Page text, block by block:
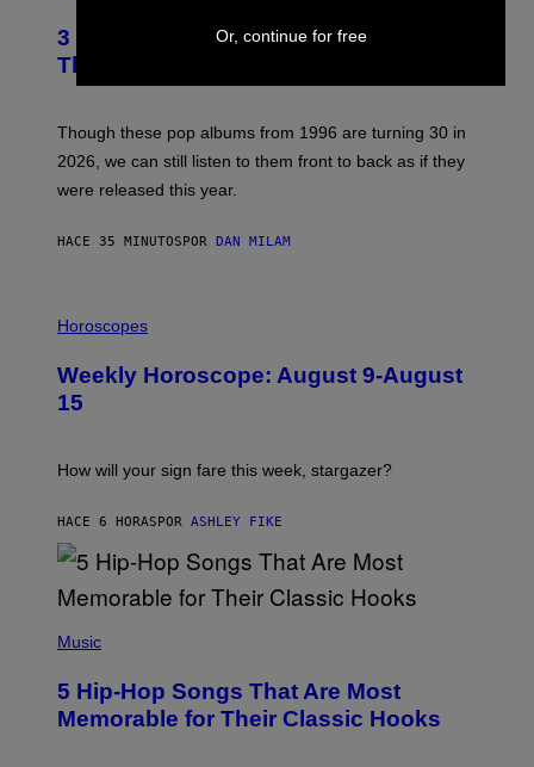
O
B
Y
M
O
E
/
Y
A
G
E
3 No-Skip Pop Albums Turning 30
This Year
Though these pop albums from 1996 are turning 30 in
2026, we can still listen to them front to back as if they
were released this year.
HACE 35 MINUTOS POR DAN MILAM
L
S
T
R
I
B
R
E
S
Horoscopes
Weekly Horoscope: August 9-August
15
How will your sign fare this week, stargazer?
HACE 6 HORAS POR ASHLEY FIKE
P
T
O
B
Music
5 Hip-Hop Songs That Are Most
Memorable for Their Classic Hooks
Or, continue for free